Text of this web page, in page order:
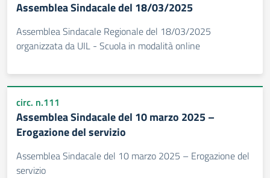
Assemblea Sindacale del 18/03/2025
Assemblea Sindacale Regionale del 18/03/2025
organizzata da UIL - Scuola in modalità online
circ. n.111
Assemblea Sindacale del 10 marzo 2025 –
Erogazione del servizio
Assemblea Sindacale del 10 marzo 2025 – Erogazione del
servizio